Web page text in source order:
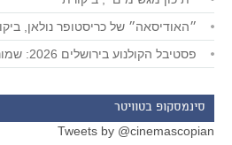
״האודיסאה״ של כריסטופר נולאן,
פסטיבל הקולנוע בירושלים 2026: שמונה או תשע המלצות
סינמסקופ בטוויטר
Tweets by @cinemascopian